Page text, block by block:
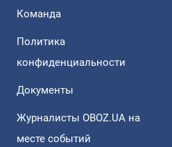
Команда
Политика
конфиденциальности
Документы
Журналисты OBOZ.UA на
месте событий